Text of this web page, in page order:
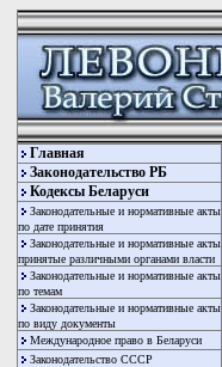
Главная
Законодательство РБ
Кодексы Беларуси
Законодательные и нормативные акты
по дате принятия
Законодательные и нормативные акты
принятые различными органами власти
Законодательные и нормативные акты
по темам
Законодательные и нормативные акты
по виду документы
Международное право в Беларуси
Законодательство СССР